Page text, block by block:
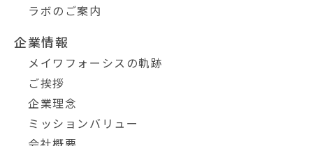
ラボのご案内
企業情報
メイワフォーシスの軌跡
ご挨拶
企業理念
ミッションバリュー